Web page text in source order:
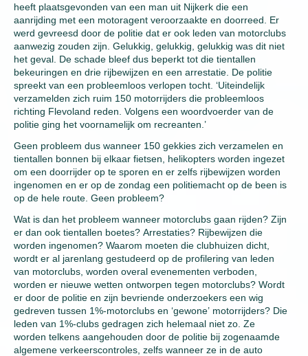
heeft plaatsgevonden van een man uit Nijkerk die een
aanrijding met een motoragent veroorzaakte en doorreed. Er
werd gevreesd door de politie dat er ook leden van motorclubs
aanwezig zouden zijn. Gelukkig, gelukkig, gelukkig was dit niet
het geval. De schade bleef dus beperkt tot die tientallen
bekeuringen en drie rijbewijzen en een arrestatie. De politie
spreekt van een probleemloos verlopen tocht. ‘Uiteindelijk
verzamelden zich ruim 150 motorrijders die probleemloos
richting Flevoland reden. Volgens een woordvoerder van de
politie ging het voornamelijk om recreanten.’
Geen probleem dus wanneer 150 gekkies zich verzamelen en
tientallen bonnen bij elkaar fietsen, helikopters worden ingezet
om een doorrijder op te sporen en er zelfs rijbewijzen worden
ingenomen en er op de zondag een politiemacht op de been is
op de hele route. Geen probleem?
Wat is dan het probleem wanneer motorclubs gaan rijden? Zijn
er dan ook tientallen boetes? Arrestaties? Rijbewijzen die
worden ingenomen? Waarom moeten die clubhuizen dicht,
wordt er al jarenlang gestudeerd op de profilering van leden
van motorclubs, worden overal evenementen verboden,
worden er nieuwe wetten ontworpen tegen motorclubs? Wordt
er door de politie en zijn bevriende onderzoekers een wig
gedreven tussen 1%-motorclubs en ‘gewone’ motorrijders? Die
leden van 1%-clubs gedragen zich helemaal niet zo. Ze
worden telkens aangehouden door de politie bij zogenaamde
algemene verkeerscontroles, zelfs wanneer ze in de auto